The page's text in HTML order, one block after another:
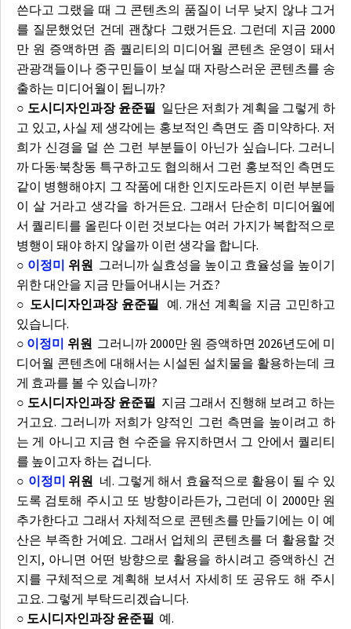
쓴다고 그랬을 때 그 콘텐츠의 품질이 너무 낮지 않냐 그거
를 질문했었던 건데 괜찮다 그랬거든요. 그런데 지금 2000
만 원 증액하면 좀 퀄리티의 미디어월 콘텐츠 운영이 돼서
관광객들이나 중구민들이 보실 때 자랑스러운 콘텐츠를 송
출하는 미디어월이 됩니까?
○ 도시디자인과장 윤준필 일단은 저희가 계획을 그렇게 하
고 있고, 사실 제 생각에는 홍보적인 측면도 좀 미약하다. 저
희가 신경을 덜 쓴 그런 부분들이 아닌가 싶습니다. 그러니
까 다동·북창동 특구하고도 협의해서 그런 홍보적인 측면도
같이 병행해야지 그 작품에 대한 인지도라든지 이런 부분들
이 살 거라고 생각을 하거든요. 그래서 단순히 미디어월에
서 퀄리티를 올린다 이런 것보다는 여러 가지가 복합적으로
병행이 돼야 하지 않을까 이런 생각을 합니다.
○ 이정미 위원 그러니까 실효성을 높이고 효율성을 높이기
위한 대안을 지금 만들어내시는 거죠?
○ 도시디자인과장 윤준필 예. 개선 계획을 지금 고민하고
있습니다.
○ 이정미 위원 그러니까 2000만 원 증액하면 2026년도에 미
디어월 콘텐츠에 대해서는 시설된 설치물을 활용하는데 크
게 효과를 볼 수 있습니까?
○ 도시디자인과장 윤준필 지금 그래서 진행해 보려고 하는
거고요. 그러니까 저희가 양적인 그런 측면을 높이려고 하
는 게 아니고 지금 현 수준을 유지하면서 그 안에서 퀄리티
를 높이고자 하는 겁니다.
○ 이정미 위원 네. 그렇게 해서 효율적으로 활용이 될 수 있
도록 검토해 주시고 또 방향이라든가, 그런데 이 2000만 원
추가한다고 그래서 자체적으로 콘텐츠를 만들기에는 이 예
산은 부족한 거예요. 그래서 업체의 콘텐츠를 더 활용할 것
인지, 아니면 어떤 방향으로 활용을 하시려고 증액하신 건
지를 구체적으로 계획해 보셔서 자세히 또 공유도 해 주시
고요. 그렇게 부탁드리겠습니다.
○ 도시디자인과장 윤준필 예.